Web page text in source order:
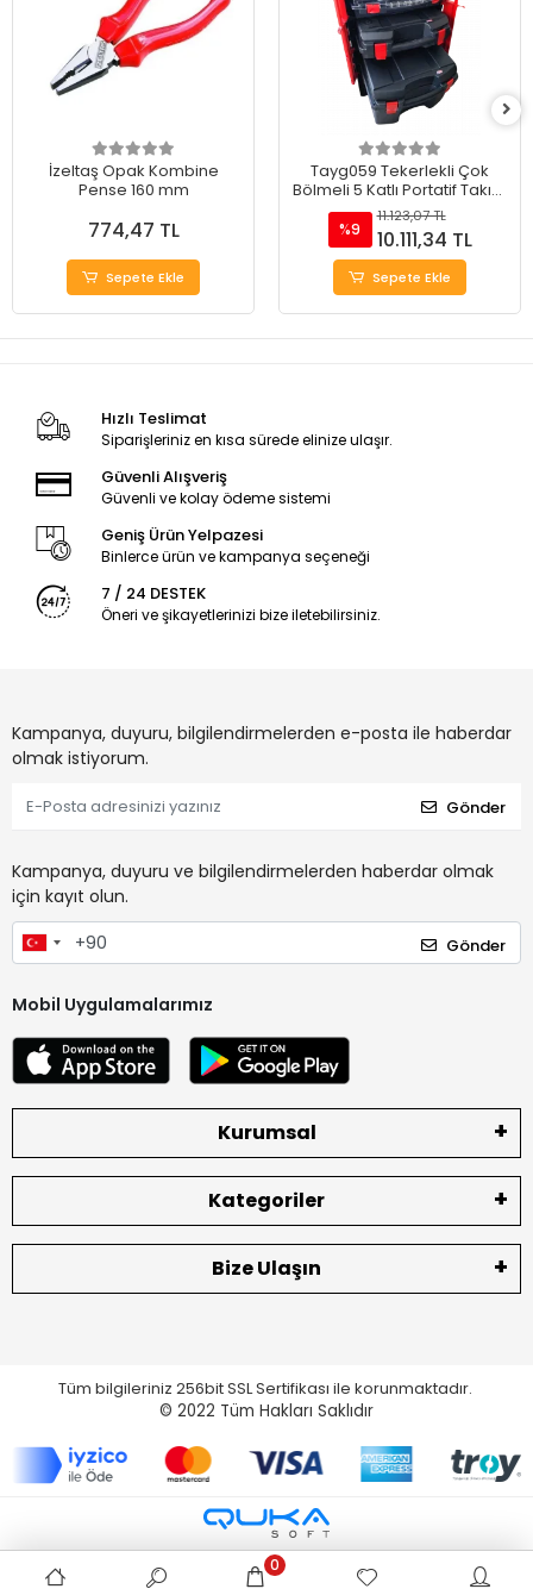
İzeltaş Opak Kombine
Pense 160 mm
774,47 TL
Sepete Ekle
Tayg059 Tekerlekli Çok
Bölmeli 5 Katlı Portatif Takım
Çantası 20"
%9
11.123,07 TL
10.111,34 TL
Sepete Ekle
Hızlı Teslimat
Siparişleriniz en kısa sürede elinize ulaşır.
Güvenli Alışveriş
Güvenli ve kolay ödeme sistemi
Geniş Ürün Yelpazesi
Binlerce ürün ve kampanya seçeneği
7 / 24 DESTEK
Öneri ve şikayetlerinizi bize iletebilirsiniz.
Kampanya, duyuru, bilgilendirmelerden e-posta ile haberdar
olmak istiyorum.
Gönder
Kampanya, duyuru ve bilgilendirmelerden haberdar olmak
için kayıt olun.
Gönder
Mobil Uygulamalarımız
Kurumsal
Kategoriler
Bize Ulaşın
Tüm bilgileriniz 256bit SSL Sertifikası ile korunmaktadır.
© 2022 Tüm Hakları Saklıdır
0